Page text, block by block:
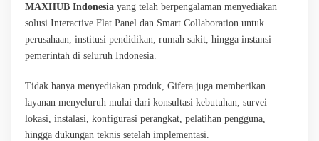
MAXHUB Indonesia yang telah berpengalaman menyediakan
solusi Interactive Flat Panel dan Smart Collaboration untuk
perusahaan, institusi pendidikan, rumah sakit, hingga instansi
pemerintah di seluruh Indonesia.
Tidak hanya menyediakan produk, Gifera juga memberikan
layanan menyeluruh mulai dari konsultasi kebutuhan, survei
lokasi, instalasi, konfigurasi perangkat, pelatihan pengguna,
hingga dukungan teknis setelah implementasi.